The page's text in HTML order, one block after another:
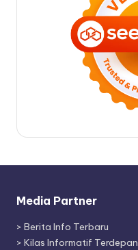
Media Partner
> Berita Info Terbaru
> Kilas Informatif Terdepan